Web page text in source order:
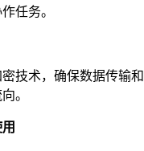
任务。
技术，确保数据传输
。